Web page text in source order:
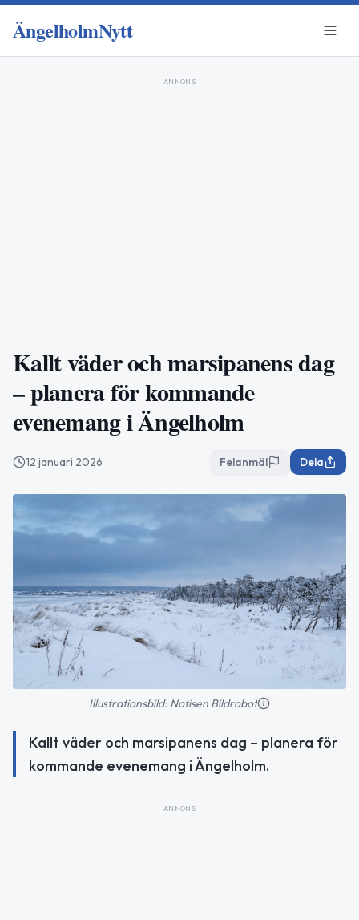
ÄngelholmNytt
ANNONS
Kallt väder och marsipanens dag
– planera för kommande
evenemang i Ängelholm
12 januari 2026 Felanmäl Dela
Illustrationsbild: Notisen Bildrobot
Kallt väder och marsipanens dag – planera för
kommande evenemang i Ängelholm.
ANNONS